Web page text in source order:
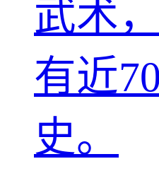
武术
有近
史。